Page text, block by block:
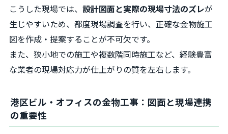
こうした現場では、 設計図面と実際の現場寸法のズレが
生じやすいため、都度現場調査を行い、正確な金物施工
図を作成・提案することが不可欠です。
また、狭小地での施工や複数階同時施工など、経験豊富
な業者の現場対応力が仕上がりの質を左右します。
港区ビル・オフィスの金物工事：図面と現場連携
の重要性